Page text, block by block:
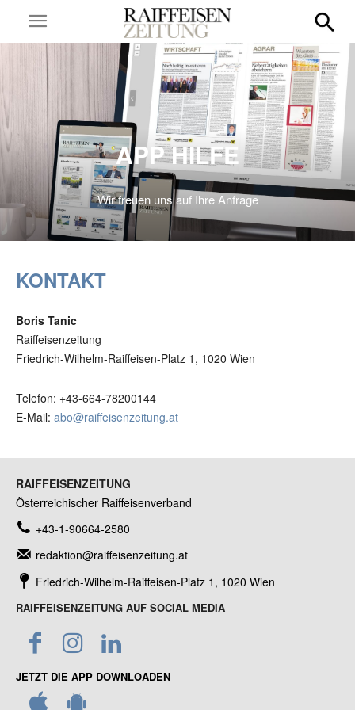
APP HILFE
Wir freuen uns auf Ihre Anfrage
KONTAKT
Boris Tanic
Raiffeisenzeitung
Friedrich-Wilhelm-Raiffeisen-Platz 1, 1020 Wien
Telefon: +43-664-78200144
E-Mail: abo@raiffeisenzeitung.at
RAIFFEISENZEITUNG
Österreichischer Raiffeisenverband
+43-1-90664-2580
redaktion@raiffeisenzeitung.at
Friedrich-Wilhelm-Raiffeisen-Platz 1, 1020 Wien
RAIFFEISENZEITUNG AUF SOCIAL MEDIA
JETZT DIE APP DOWNLOADEN